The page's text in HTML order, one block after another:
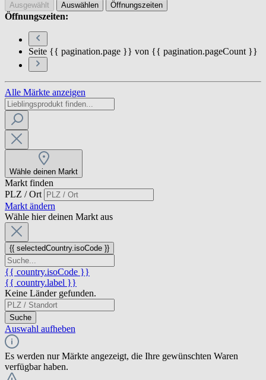
Ausgewählt Auswählen Öffnungszeiten
Öffnungszeiten:
Seite {{ pagination.page }} von {{ pagination.pageCount }}
Alle Märkte anzeigen
Wähle deinen Markt
Markt finden
PLZ / Ort
Markt ändern
Wähle hier deinen Markt aus
{{ selectedCountry.isoCode }}
{{ country.isoCode }}
{{ country.label }}
Keine Länder gefunden.
Suche
Auswahl aufheben
Es werden nur Märkte angezeigt, die Ihre gewünschten Waren
verfügbar haben.